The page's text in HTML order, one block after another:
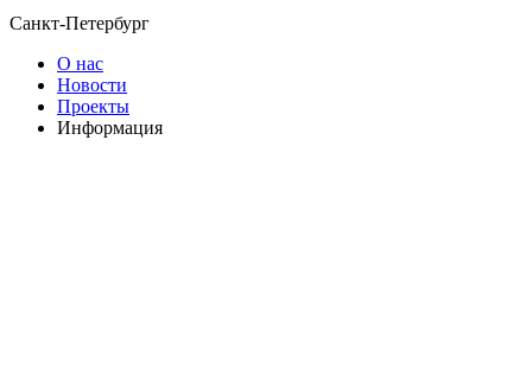
Санкт-Петербург
О нас
Новости
Проекты
Информация